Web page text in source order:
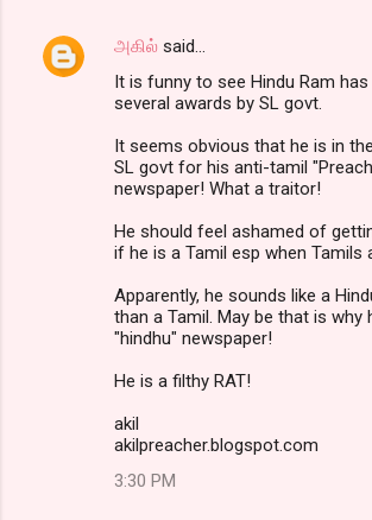
அகில் said…
It is funny to see Hindu Ram
several awards by SL govt.
It seems obvious that he is in
SL govt for his anti-tamil
newspaper! What a traitor!
He should feel ashamed of
if he is a Tamil esp when Tamils
Apparently, he sounds like a
than a Tamil. May be that is why
"hindhu" newspaper!
He is a filthy RAT!
akil
akilpreacher.blogspot.com
3:30 PM